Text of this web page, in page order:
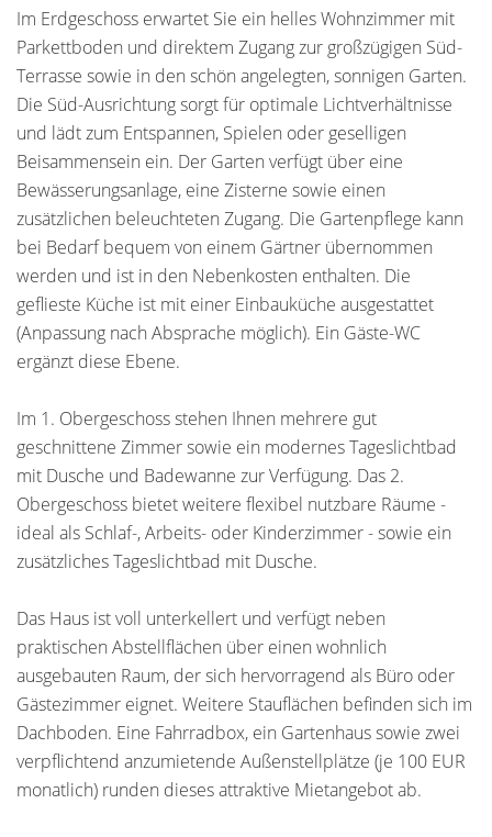
Im Erdgeschoss erwartet Sie ein helles Wohnzimmer mit
Parkettboden und direktem Zugang zur großzügigen Süd-
Terrasse sowie in den schön angelegten, sonnigen Garten.
Die Süd-Ausrichtung sorgt für optimale Lichtverhältnisse
und lädt zum Entspannen, Spielen oder geselligen
Beisammensein ein. Der Garten verfügt über eine
Bewässerungsanlage, eine Zisterne sowie einen
zusätzlichen beleuchteten Zugang. Die Gartenpflege kann
bei Bedarf bequem von einem Gärtner übernommen
werden und ist in den Nebenkosten enthalten. Die
geflieste Küche ist mit einer Einbauküche ausgestattet
(Anpassung nach Absprache möglich). Ein Gäste-WC
ergänzt diese Ebene.
Im 1. Obergeschoss stehen Ihnen mehrere gut
geschnittene Zimmer sowie ein modernes Tageslichtbad
mit Dusche und Badewanne zur Verfügung. Das 2.
Obergeschoss bietet weitere flexibel nutzbare Räume -
ideal als Schlaf-, Arbeits- oder Kinderzimmer - sowie ein
zusätzliches Tageslichtbad mit Dusche.
Das Haus ist voll unterkellert und verfügt neben
praktischen Abstellflächen über einen wohnlich
ausgebauten Raum, der sich hervorragend als Büro oder
Gästezimmer eignet. Weitere Stauflächen befinden sich im
Dachboden. Eine Fahrradbox, ein Gartenhaus sowie zwei
verpflichtend anzumietende Außenstellplätze (je 100 EUR
monatlich) runden dieses attraktive Mietangebot ab.